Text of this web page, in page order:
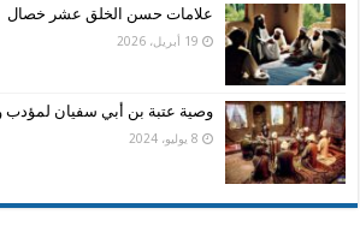
علامات حسن الخلق عشر خصال
19 أبريل، 2026
وصية عتبة بن أبي سفيان لمؤدب
8 يوليو، 2024